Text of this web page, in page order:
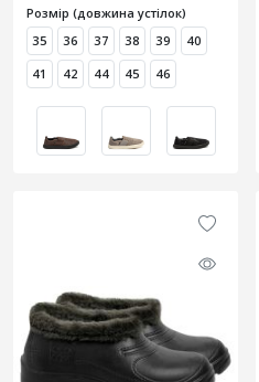
Розмір (довжина устілок)
35
36 37 38 39
40
41
42 44 45 46